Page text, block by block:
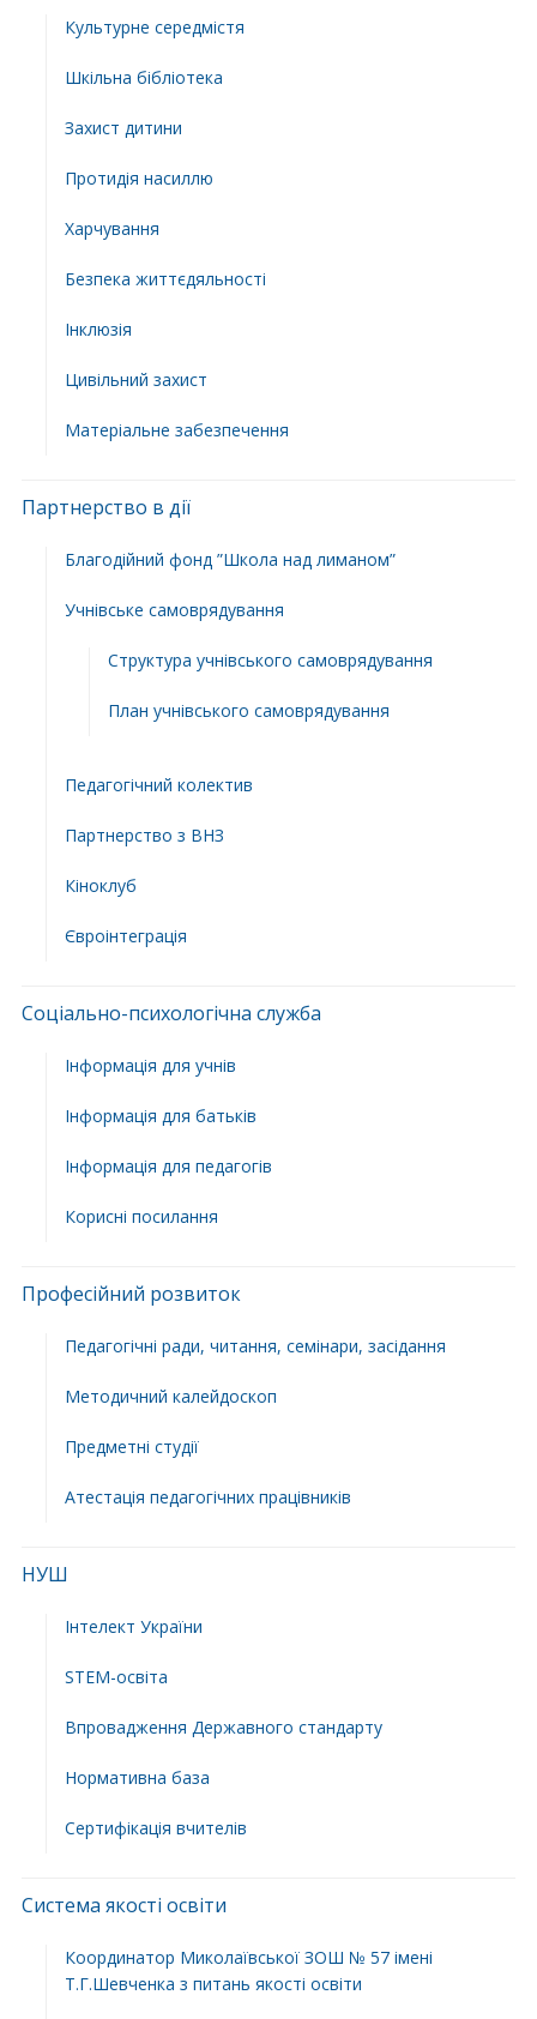
Культурне середмістя
Шкільна бібліотека
Захист дитини
Протидія насиллю
Харчування
Безпека життєдяльності
Інклюзія
Цивільний захист
Матеріальне забезпечення
Партнерство в дії
Благодійний фонд ”Школа над лиманом”
Учнівське самоврядування
Структура учнiвського самоврядування
План учнiвського самоврядування
Педагогічний колектив
Партнерство з ВНЗ
Кіноклуб
Євроінтеграція
Соціально-психологічна служба
Інформація для учнів
Інформація для батьків
Інформація для педагогів
Корисні посилання
Професійний розвиток
Педагогічні ради, читання, семінари, засідання
Методичний калейдоскоп
Предметні студії
Атестація педагогічних працівників
НУШ
Інтелект України
STEM-освіта
Впровадження Державного стандарту
Нормативна база
Сертифікація вчителів
Система якості освіти
Координатор Миколаївської ЗОШ № 57 імені
Т.Г.Шевченка з питань якості освіти